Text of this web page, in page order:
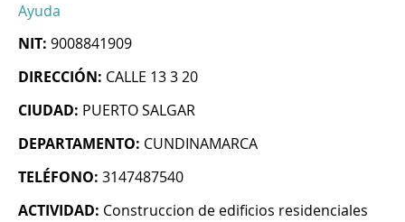
Ayuda
NIT: 9008841909
DIRECCIÓN: CALLE 13 3 20
CIUDAD: PUERTO SALGAR
DEPARTAMENTO: CUNDINAMARCA
TELÉFONO: 3147487540
ACTIVIDAD: Construccion de edificios residenciales